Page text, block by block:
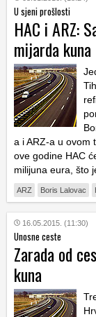
U sjeni prošlosti
HAC i ARZ:
mijarda kuna
a i ARZ-a u ovom
ove godine HAC
milijuna eura, što
ARZ Boris Lalovac
16.05.2015. (11:30)
Unosne ceste
Zarada od
kuna